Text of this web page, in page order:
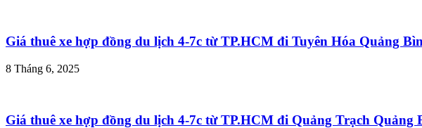
Giá thuê xe hợp đồng du lịch 4-7c từ TP.HCM đi Tuyên Hóa Quảng
8 Tháng 6, 2025
Giá thuê xe hợp đồng du lịch 4-7c từ TP.HCM đi Quảng Trạch Quảng